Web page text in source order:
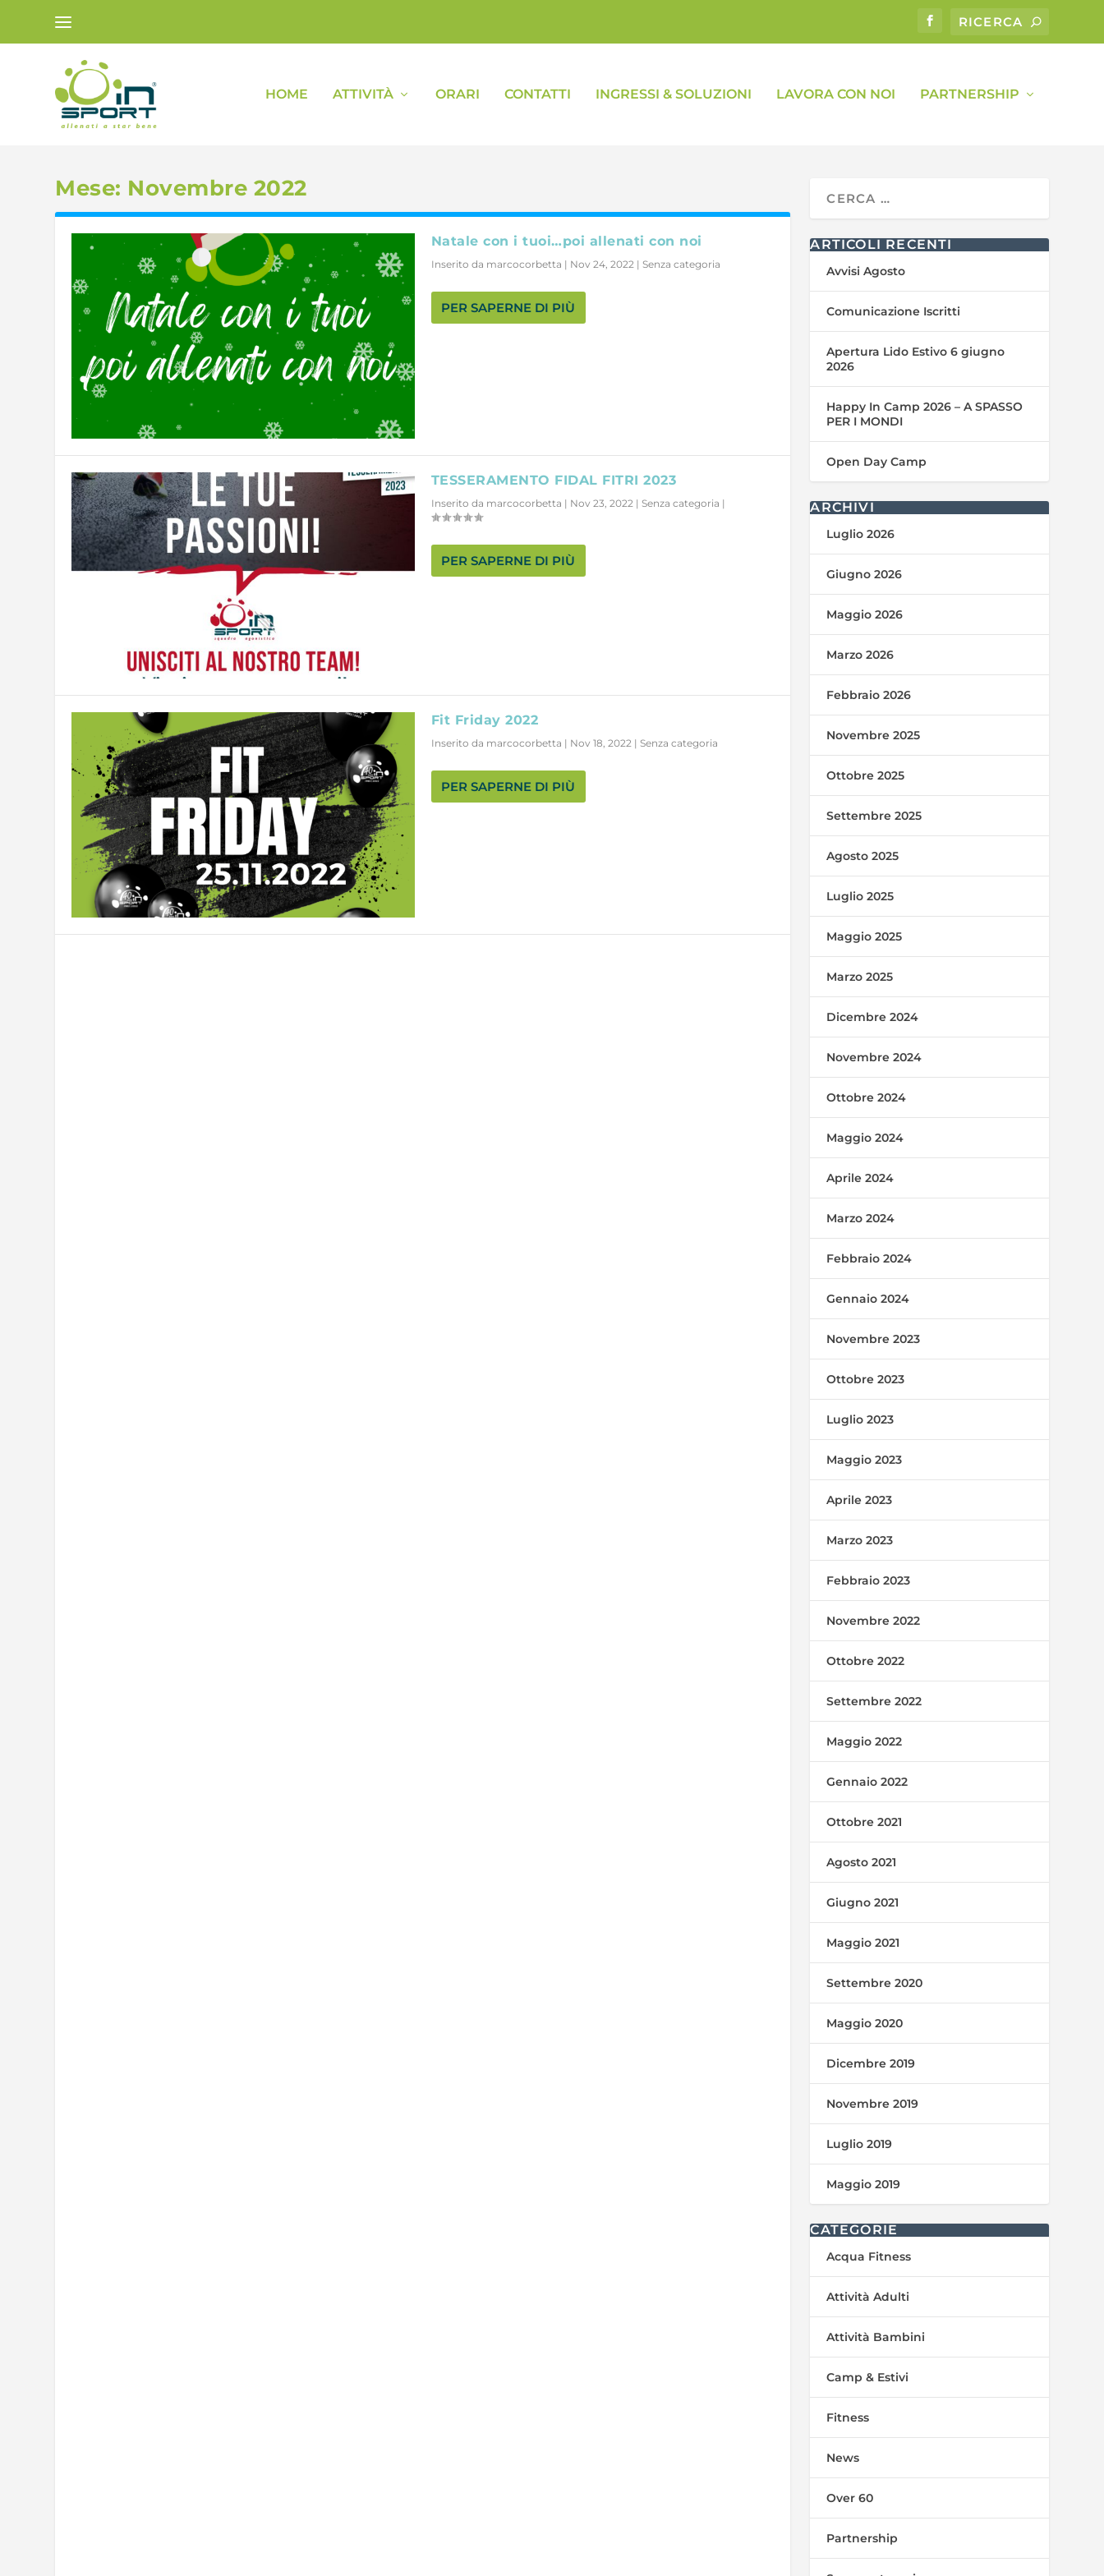
HOME ATTIVITÀ ORARI CONTATTI INGRESSI & SOLUZIONI LAVORA CON NOI PARTNERSHIP
Mese: Novembre 2022
Natale con i tuoi…poi allenati con noi
Inserito da marcocorbetta | Nov 24, 2022 | Senza categoria
PER SAPERNE DI PIÙ
TESSERAMENTO FIDAL FITRI 2023
Inserito da marcocorbetta | Nov 23, 2022| Senza categoria |
PER SAPERNE DI PIÙ
Fit Friday 2022
Inserito da marcocorbetta | Nov 18, 2022 | Senza categoria
PER SAPERNE DI PIÙ
ARTICOLI RECENTI
Avvisi Agosto
Comunicazione Iscritti
Apertura Lido Estivo 6 giugno
2026
Happy In Camp 2026 – A SPASSO
PER I MONDI
Open Day Camp
ARCHIVI
Luglio 2026
Giugno 2026
Maggio 2026
Marzo 2026
Febbraio 2026
Novembre 2025
Ottobre 2025
Settembre 2025
Agosto 2025
Luglio 2025
Maggio 2025
Marzo 2025
Dicembre 2024
Novembre 2024
Ottobre 2024
Maggio 2024
Aprile 2024
Marzo 2024
Febbraio 2024
Gennaio 2024
Novembre 2023
Ottobre 2023
Luglio 2023
Maggio 2023
Aprile 2023
Marzo 2023
Febbraio 2023
Novembre 2022
Ottobre 2022
Settembre 2022
Maggio 2022
Gennaio 2022
Ottobre 2021
Agosto 2021
Giugno 2021
Maggio 2021
Settembre 2020
Maggio 2020
Dicembre 2019
Novembre 2019
Luglio 2019
Maggio 2019
CATEGORIE
Acqua Fitness
Attività Adulti
Attività Bambini
Camp & Estivi
Fitness
News
Over 60
Partnership